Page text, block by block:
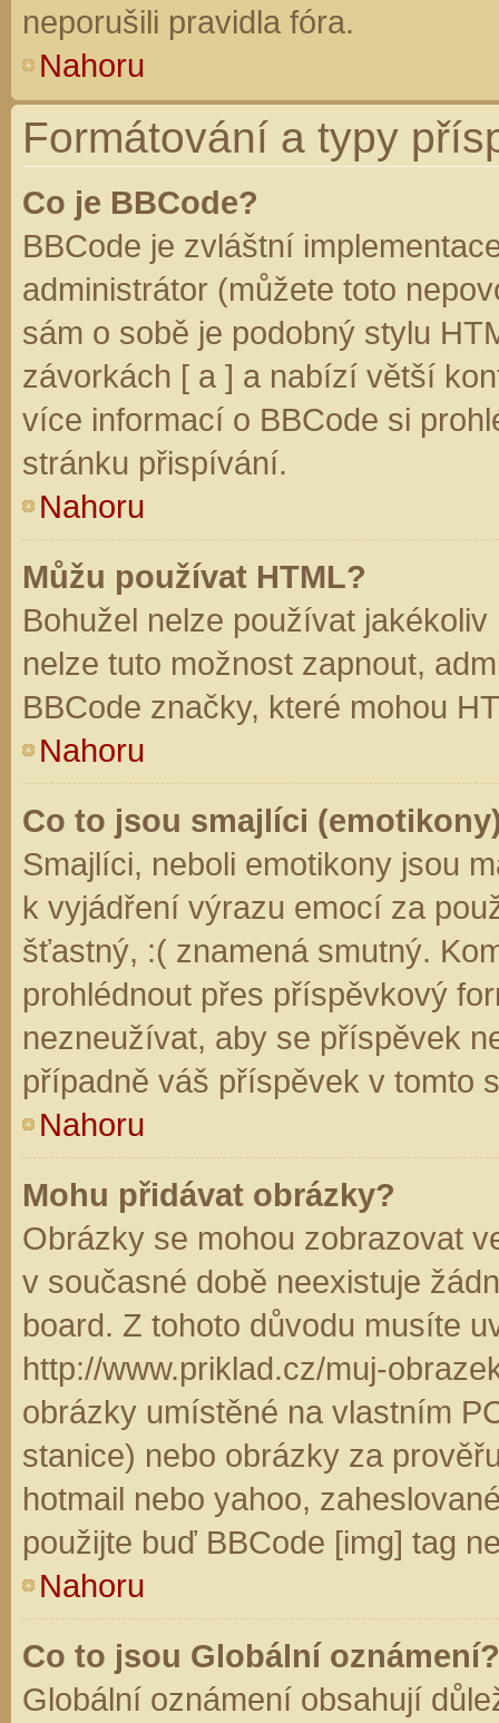
neporušili pravidla fóra.
Nahoru
Formátování a typy
Co je BBCode?
BBCode je zvláštní
administrátor (můžete toto
sám o sobě je podobný stylu
závorkách [ a ] a nabízí větší
více informací o BBCode si
stránku přispívání.
Nahoru
Můžu používat HTML?
Bohužel nelze používat
nelze tuto možnost zapnout,
BBCode značky, které mohou
Nahoru
Co to jsou smajlíci
Smajlíci, neboli emotikony jsou
k vyjádření výrazu emocí za
šťastný, :( znamená smutný.
prohlédnout přes příspěvkový
nezneužívat, aby se příspěvek
případně váš příspěvek v tomto
Nahoru
Mohu přidávat obrázky?
Obrázky se mohou zobrazovat
v současné době neexistuje
board. Z tohoto důvodu musíte
http://www.priklad.cz/muj-
obrázky umístěné na vlastním
stanice) nebo obrázky za
hotmail nebo yahoo,
použijte buď BBCode [img] tag
Nahoru
Co to jsou Globální oznámení?
Globální oznámení obsahují